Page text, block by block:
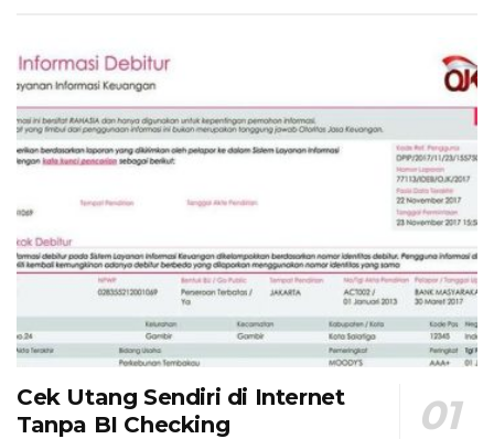
Cek Utang Sendiri di Internet
Tanpa BI Checking